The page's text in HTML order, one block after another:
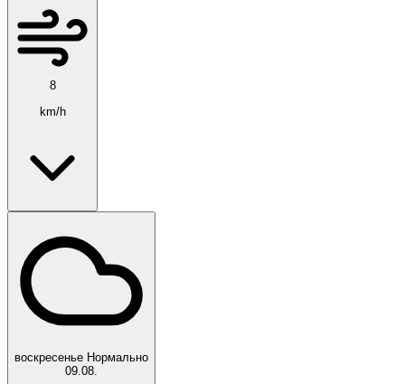
8
km/h
воскресенье Нормально
09.08.